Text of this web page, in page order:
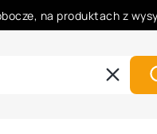
na produktach z
Wyczyść